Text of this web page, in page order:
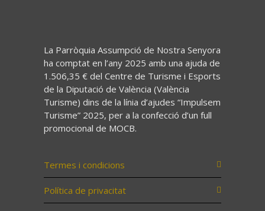
La Parròquia Assumpció de Nostra Senyora
ha comptat en l’any 2025 amb una ajuda de
1.506,35 € del Centre de Turisme i Esports
de la Diputació de València (València
Turisme) dins de la línia d’ajudes “Impulsem
Turisme” 2025, per a la confecció d’un full
promocional de MOCB.
Termes i condicions
Política de privacitat